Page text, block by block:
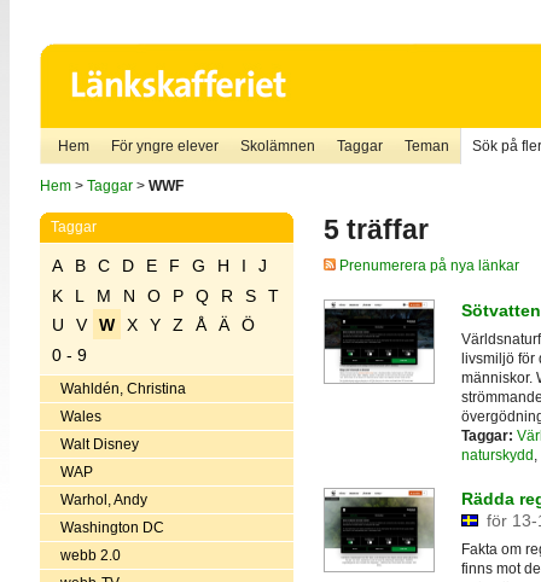
Hem För yngre elever Skolämnen Taggar Teman Sök på
Hem> Taggar> WWF
Taggar
A B C D E F G H I
J
K
L M N O P Q R S
T
U
V W X Y Z Å Ä
Ö
0 - 9
Wahldén, Christina
Wales
Walt Disney
WAP
Warhol, Andy
Washington DC
webb 2.0
5 träffar
Prenumerera på nya länkar
livsmiljö för
människor.
Taggar:
naturskydd
Rädda
för
Fakta om
finns mot